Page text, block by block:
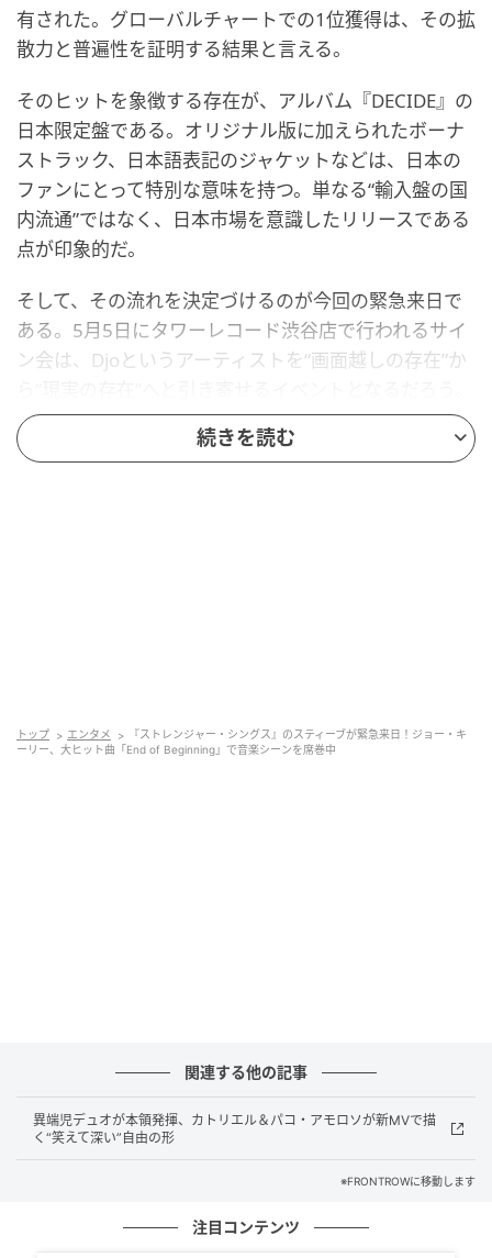
有された。グローバルチャートでの1位獲得は、その拡
散力と普遍性を証明する結果と言える。
そのヒットを象徴する存在が、アルバム『DECIDE』の
日本限定盤である。オリジナル版に加えられたボーナ
ストラック、日本語表記のジャケットなどは、日本の
ファンにとって特別な意味を持つ。単なる“輸入盤の国
内流通”ではなく、日本市場を意識したリリースである
点が印象的だ。
そして、その流れを決定づけるのが今回の緊急来日で
ある。5月5日にタワーレコード渋谷店で行われるサイ
ン会は、Djoというアーティストを“画面越しの存在”か
今夏にはテーム・インパラとのツアーも控えており、
Djoの名前はさらに広い層へと浸透していくはずだ。俳
【リリース情報】
Djo ジョー『Decide ディサイド』
国内盤：2026年6月3日（水）発売
SICP 30278, 2,700円＋税
Blue-spec2、日本語入り独自アートワーク仕様、解
続きを読む
トップ エンタメ
『ストレンジャー・シングス』のスティーブが緊急来日！ジョー・キ
ーリー、大ヒット曲「End of Beginning」で音楽シーンを席巻中
関連する他の記事
異端児デュオが本領発揮、カトリエル＆パコ・アモロソが新MVで描
く“笑えて深い”自由の形
※FRONTROWに移動します
注目コンテンツ